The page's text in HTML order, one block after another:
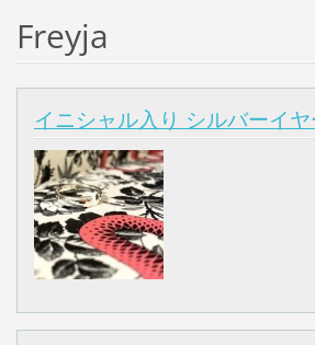
Freyja
イニシャル入り シルバーイ